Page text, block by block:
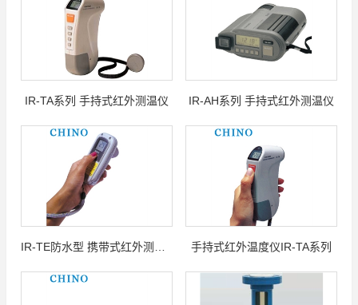
IR-TA系列 手持式红外测温仪 IR-AH系列 手持式红外测温仪
手持式红外温度仪IR-TA系列